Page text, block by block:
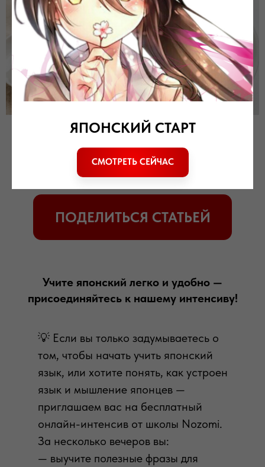
Если материал вам понравился, расскажите о нем
друзьям. Спасибо!
Учите японский легко и удобно —
присоединяйтесь к нашему интенсиву!
💡 Если вы только задумываетесь о
том, чтобы начать учить японский
язык, или хотите понять, как устроен
язык и мышление японцев —
приглашаем вас на бесплатный
онлайн-интенсив от школы Nozomi.
За несколько вечеров вы:
— выучите полезные фразы для
ЯПОНСКИЙ СТАРТ
СМОТРЕТЬ СЕЙЧАС